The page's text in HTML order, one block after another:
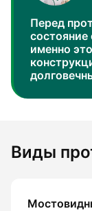
Перед
именно
Виды